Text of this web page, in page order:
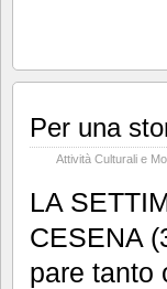
Per una
Attività Culturali e
LA
CESENA
pare tanto